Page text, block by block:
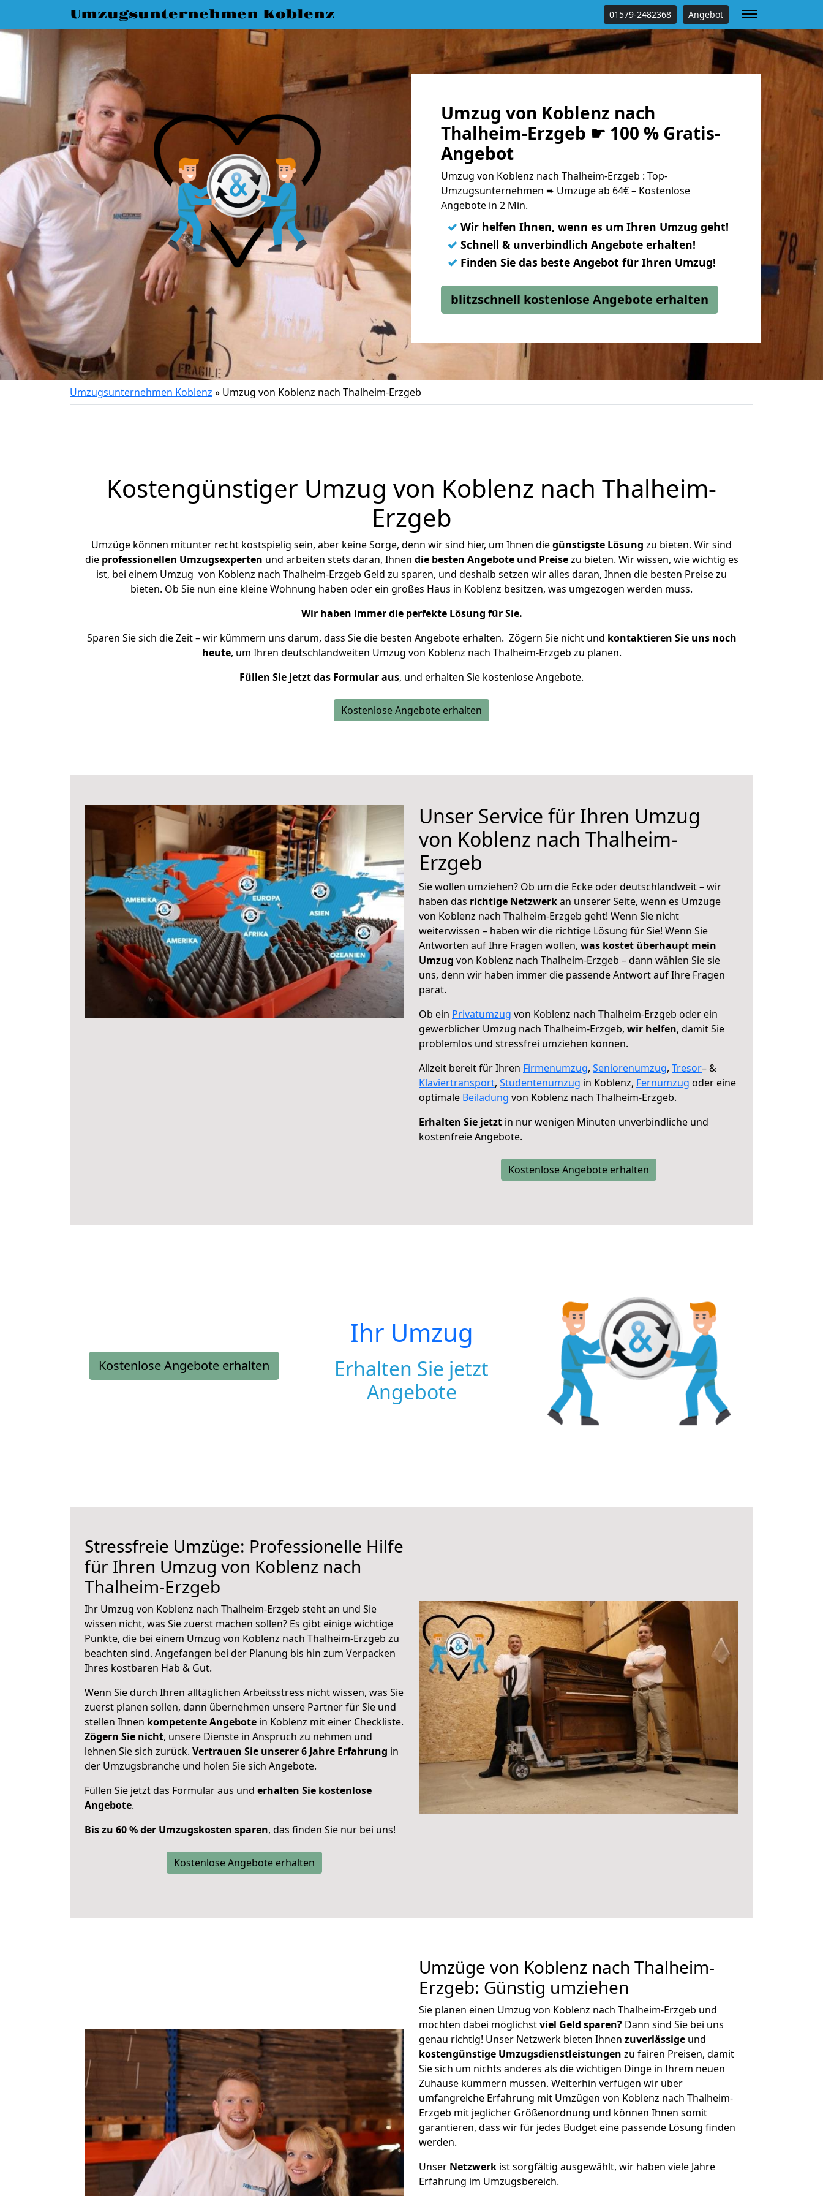
Umzugsunternehmen Koblenz 01579-2482368 Angebot
Umzug von Koblenz nach
Thalheim-Erzgeb ☛ 100 % Gratis-
Angebot
Umzug von Koblenz nach Thalheim-Erzgeb : Top-
Umzugsunternehmen ➨ Umzüge ab 64€ – Kostenlose
Angebote in 2 Min.
✓ Wir helfen Ihnen, wenn es um Ihren Umzug geht!
✓ Schnell & unverbindlich Angebote erhalten!
✓ Finden Sie das beste Angebot für Ihren Umzug!
blitzschnell kostenlose Angebote erhalten
Umzugsunternehmen Koblenz » Umzug von Koblenz nach Thalheim-Erzgeb
Kostengünstiger Umzug von Koblenz nach Thalheim-
Erzgeb
Umzüge können mitunter recht kostspielig sein, aber keine Sorge, denn wir sind hier, um Ihnen diegünstigste Lösung zu bieten. Wir sind
die professionellen Umzugsexperten und arbeiten stets daran, Ihnen die besten Angebote und Preisezu bieten. Wir wissen, wie wichtig es
ist, bei einem Umzug von Koblenz nach Thalheim-Erzgeb Geld zu sparen, und deshalb setzen wir alles daran, Ihnen die besten Preise zu
bieten. Ob Sie nun eine kleine Wohnung haben oder ein großes Haus in Koblenz besitzen, was umgezogen werden muss.
Wir haben immer die perfekte Lösung für Sie.
Sparen Sie sich die Zeit – wir kümmern uns darum, dass Sie die besten Angebote erhalten. Zögern Sie nicht und kontaktieren Sie uns noch
heute, um Ihren deutschlandweiten Umzug von Koblenz nach Thalheim-Erzgeb zu planen.
Füllen Sie jetzt das Formular aus, und erhalten Sie kostenlose Angebote.
Kostenlose Angebote erhalten
Unser Service für Ihren Umzug
von Koblenz nach Thalheim-
Erzgeb
Sie wollen umziehen? Ob um die Ecke oder deutschlandweit – wir
haben das richtige Netzwerkan unserer Seite, wenn es Umzüge
von Koblenz nach Thalheim-Erzgeb geht! Wenn Sie nicht
weiterwissen – haben wir die richtige Lösung für Sie! Wenn Sie
Antworten auf Ihre Fragen wollen, was kostet überhaupt mein
Umzug von Koblenz nach Thalheim-Erzgeb – dann wählen Sie sie
uns, denn wir haben immer die passende Antwort auf Ihre Fragen
parat.
Ob ein Privatumzug von Koblenz nach Thalheim-Erzgeb oder ein
gewerblicher Umzug nach Thalheim-Erzgeb, wir helfen, damit Sie
problemlos und stressfrei umziehen können.
Allzeit bereit für Ihren Firmenumzug, Seniorenumzug, Tresor– &
Klaviertransport, Studentenumzug in Koblenz, Fernumzug oder eine
optimale Beiladung von Koblenz nach Thalheim-Erzgeb.
Erhalten Sie jetzt in nur wenigen Minuten unverbindliche und
kostenfreie Angebote.
Kostenlose Angebote erhalten
Kostenlose Angebote erhalten
Ihr Umzug
Erhalten Sie jetzt
Angebote
Stressfreie Umzüge: Professionelle Hilfe
für Ihren Umzug von Koblenz nach
Thalheim-Erzgeb
Ihr Umzug von Koblenz nach Thalheim-Erzgeb steht an und Sie
wissen nicht, was Sie zuerst machen sollen? Es gibt einige wichtige
Punkte, die bei einem Umzug von Koblenz nach Thalheim-Erzgeb zu
beachten sind. Angefangen bei der Planung bis hin zum Verpacken
Ihres kostbaren Hab & Gut.
Wenn Sie durch Ihren alltäglichen Arbeitsstress nicht wissen, was Sie
zuerst planen sollen, dann übernehmen unsere Partner für Sie und
stellen Ihnen kompetente Angebote in Koblenz mit einer Checkliste.
Zögern Sie nicht, unsere Dienste in Anspruch zu nehmen und
lehnen Sie sich zurück. Vertrauen Sie unserer 6 Jahre Erfahrung in
der Umzugsbranche und holen Sie sich Angebote.
Füllen Sie jetzt das Formular aus und erhalten Sie kostenlose
Angebote.
Bis zu 60 % der Umzugskosten sparen, das finden Sie nur bei uns!
Kostenlose Angebote erhalten
Umzüge von Koblenz nach Thalheim-
Erzgeb: Günstig umziehen
Sie planen einen Umzug von Koblenz nach Thalheim-Erzgeb und
möchten dabei möglichstviel Geld sparen? Dann sind Sie bei uns
genau richtig! Unser Netzwerk bieten Ihnen zuverlässige und
kostengünstige Umzugsdienstleistungen zu fairen Preisen, damit
Sie sich um nichts anderes als die wichtigen Dinge in Ihrem neuen
Zuhause kümmern müssen. Weiterhin verfügen wir über
umfangreiche Erfahrung mit Umzügen von Koblenz nach Thalheim-
Erzgeb mit jeglicher Größenordnung und können Ihnen somit
garantieren, dass wir für jedes Budget eine passende Lösung finden
werden.
Unser Netzwerk ist sorgfältig ausgewählt, wir haben viele Jahre
Erfahrung im Umzugsbereich.